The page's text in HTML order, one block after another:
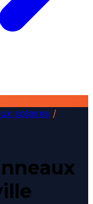
solaires /